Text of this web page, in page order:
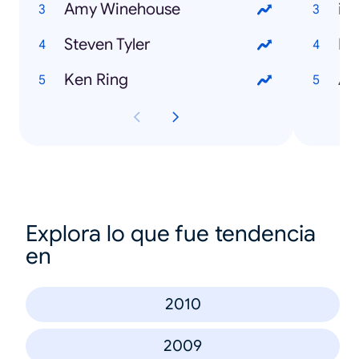
Amy Winehouse
Steven Tyler
Ken Ring
Explora lo que fue tendencia
en
2010
2009